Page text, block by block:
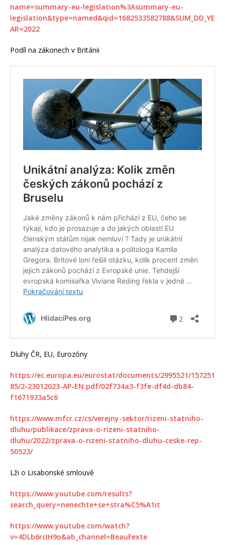
name=summary-eu-legislation%3Asummary-eu-
legislation&type=named&qid=1682533582788&SUM_DD_YE
AR=2022
Podíl na zákonech v Británii
Dluhy ČR, EU, Eurozóny
https://ec.europa.eu/eurostat/documents/2995521/157251
85/2-23012023-AP-EN.pdf/02f734a3-f3fe-df4d-db84-
f1671933a5c6
https://www.mfcr.cz/cs/verejny-sektor/rizeni-statniho-
dluhu/publikace/zprava-o-rizeni-statniho-
dluhu/2022/zprava-o-rizeni-statniho-dluhu-ceske-rep-
50523/
Lži o Lisabonské smlouvě
https://www.youtube.com/results?
search_query=nenechte+se+stra%C5%A1it
https://www.youtube.com/watch?
v=4DLb6rcIH9o&ab_channel=BeauFexte